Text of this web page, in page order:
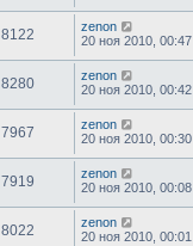
8122
zenon
20 ноя 2010, 00:47
8280
zenon
20 ноя 2010, 00:42
7967
zenon
20 ноя 2010, 00:30
7919
zenon
20 ноя 2010, 00:08
8022
zenon
20 ноя 2010, 00:01